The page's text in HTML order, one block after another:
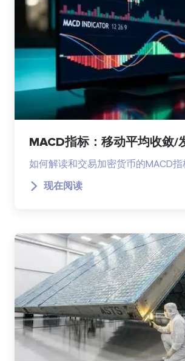
MACD指标：移动平均收敛/
如何解读和交易加密货币的MACD
现在阅读